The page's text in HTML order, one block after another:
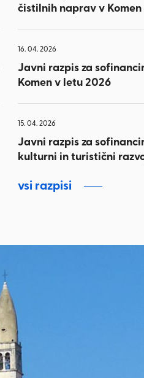
čistilnih naprav v Komen
16. 04. 2026
Javni razpis za
Komen v letu 2026
15. 04. 2026
Javni razpis za
kulturni in turistični
vsi razpisi